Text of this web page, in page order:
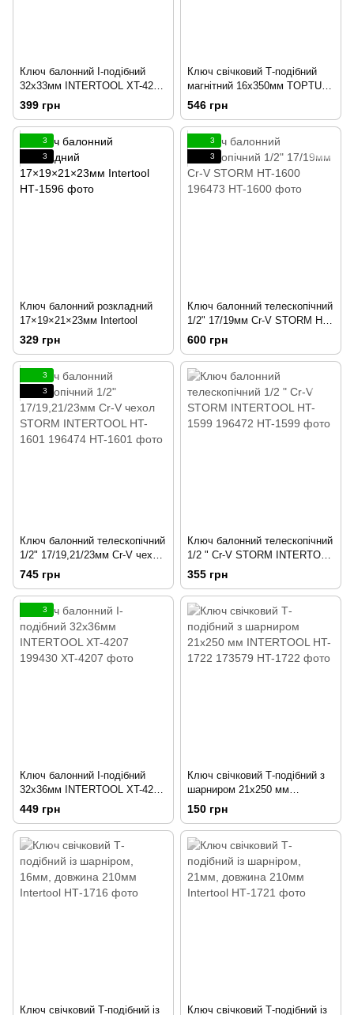
Ключ балонний I-подібний
32х33мм INTERTOOL XT-4204
199427
399 грн
Ключ свічковий Т-подібний
магнітний 16х350мм TOPTUL
158558
546 грн
3
3
Ключ балонний розкладний
17×19×21×23мм Intertool
329 грн
3
3
Ключ балонний телескопічний
1/2" 17/19мм Cr-V STORM HT-
1600 196473
600 грн
3
3
Ключ балонний телескопічний
1/2" 17/19,21/23мм Cr-V чехол
STORM INTERTOOL HT-1601
196474
745 грн
Ключ балонний телескопічний
1/2 " Cr-V STORM INTERTOOL
HT-1599 196472
355 грн
3
Ключ балонний I-подібний
32х36мм INTERTOOL XT-4207
199430
449 грн
Ключ свічковий Т-подібний з
шарниром 21х250 мм
INTERTOOL HT-1722 173579
150 грн
Ключ свічковий Т-подібний із Ключ свічковий Т-подібний із